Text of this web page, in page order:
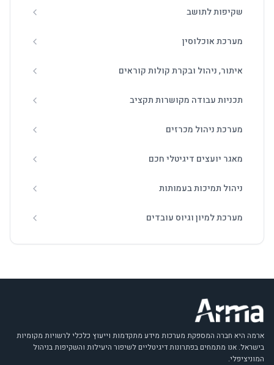
שקיפות לתושב
מערכת אוכלוסין
איתור, ניהול ובקרת קולות קוראים
תכניות עבודה מקושרות תקציב
מערכת ניהול מכרזים
מאגר יועצים דיגיטלי חכם
ניהול תמיכות בעמותות
מערכת למיון וגיוס עובדים
ארמה היא חברה המספקת מערכות מידע מתקדמות וייעוץ כלכלי לרשויות מקומיות
בישראל. אנו מתמחים בפתרונות דיגיטליים לשיפור היעילות והשקיפות בניהול
המוניציפלי.